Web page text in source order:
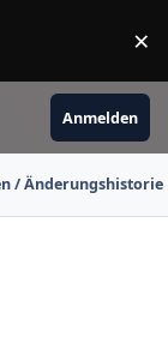
×
Anmelden
/ Änderungshistorie